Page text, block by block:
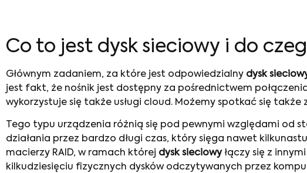
Co to jest dysk sieciowy i do
Głównym zadaniem, za które jest odpowiedzialny dysk
jest fakt, że nośnik jest dostępny za pośrednictwem
wykorzystuje się także usługi cloud. Możemy spotkać się także
Tego typu urządzenia różnią się pod pewnymi względami od
działania przez bardzo długi czas, który sięga nawet
macierzy RAID, w ramach której dysk sieciowyłączy się z
kilkudziesięciu fizycznych dysków odczytywanych przez